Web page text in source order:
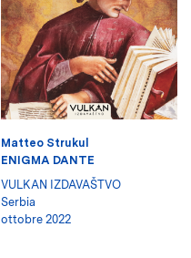
Matteo Strukul
ENIGMA DANTE
VULKAN IZDAVAŠTVO
Serbia
ottobre 2022